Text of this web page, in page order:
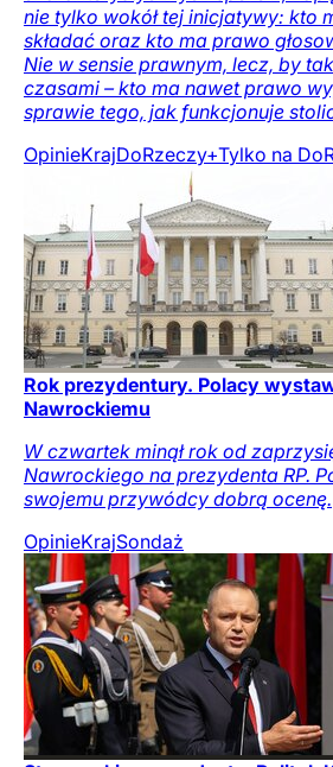
nie tylko wokół tej inicjatywy: kto
składać oraz kto ma prawo
Nie w sensie prawnym, lecz, by
czasami – kto ma nawet prawo
sprawie tego, jak funkcjonuje
OpinieKrajDoRzeczy+Tylko na
Rok prezydentury. Polacy
Nawrockiemu
W czwartek minął rok od
Nawrockiego na prezydenta RP.
swojemu przywódcy dobrą ocenę.
OpinieKrajSondaż